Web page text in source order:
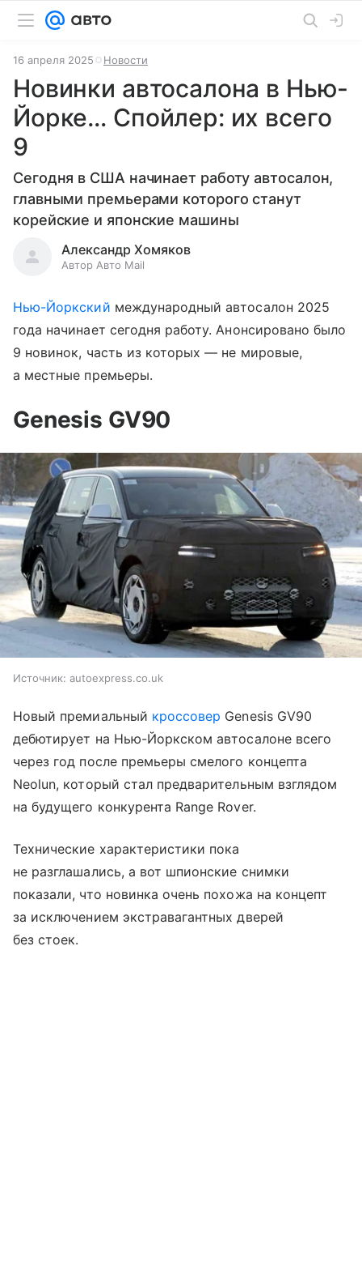
16 апреля 2025 Новости
Новинки автосалона в Нью-
Йорке… Спойлер: их всего
9
Сегодня в США начинает работу автосалон,
главными премьерами которого станут
корейские и японские машины
Александр Хомяков
Автор Авто Mail
Нью-Йоркский международный автосалон 2025
года начинает сегодня работу. Анонсировано было
9 новинок, часть из которых — не мировые,
а местные премьеры.
Genesis GV90
Источник: autoexpress.co.uk
Новый премиальный кроссовер Genesis GV90
дебютирует на Нью-Йоркском автосалоне всего
через год после премьеры смелого концепта
Neolun, который стал предварительным взглядом
на будущего конкурента Range Rover.
Технические характеристики пока
не разглашались, а вот шпионские снимки
показали, что новинка очень похожа на концепт
за исключением экстравагантных дверей
без стоек.